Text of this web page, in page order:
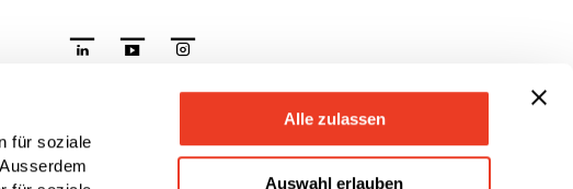
für soziale
Alle zulassen
Auswahl erlauben
linkedinyoutube
In Mailingliste eintragen